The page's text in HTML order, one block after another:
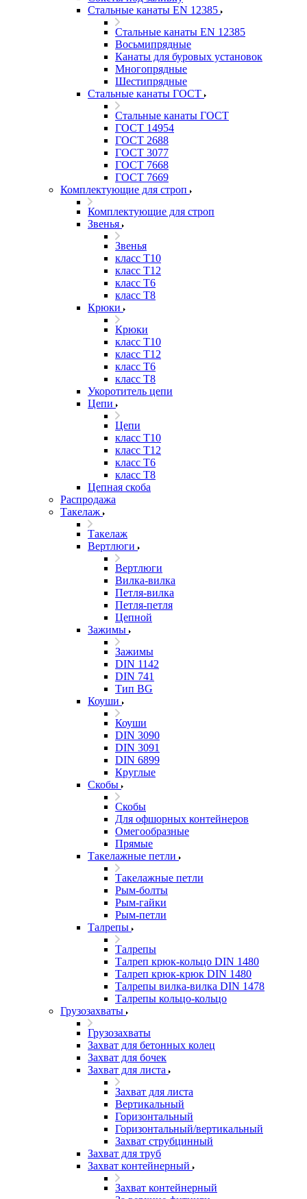
Стальные канаты EN 12385
Стальные канаты EN 12385
Восьмипрядные
Канаты для буровых установок
Многопрядные
Шестипрядные
Стальные канаты ГОСТ
Стальные канаты ГОСТ
ГОСТ 14954
ГОСТ 2688
ГОСТ 3077
ГОСТ 7668
ГОСТ 7669
Комплектующие для строп
Комплектующие для строп
Звенья
Звенья
класс Т10
класс Т12
класс Т6
класс Т8
Крюки
Крюки
класс Т10
класс Т12
класс Т6
класс Т8
Укоротитель цепи
Цепи
Цепи
класс Т10
класс Т12
класс Т6
класс Т8
Цепная скоба
Распродажа
Такелаж
Такелаж
Вертлюги
Вертлюги
Вилка-вилка
Петля-вилка
Петля-петля
Цепной
Зажимы
Зажимы
DIN 1142
DIN 741
Тип BG
Коуши
Коуши
DIN 3090
DIN 3091
DIN 6899
Круглые
Скобы
Скобы
Для офшорных контейнеров
Омегообразные
Прямые
Такелажные петли
Такелажные петли
Рым-болты
Рым-гайки
Рым-петли
Талрепы
Талрепы
Талреп крюк-кольцо DIN 1480
Талреп крюк-крюк DIN 1480
Талрепы вилка-вилка DIN 1478
Талрепы кольцо-кольцо
Грузозахваты
Грузозахваты
Захват для бетонных колец
Захват для бочек
Захват для листа
Захват для листа
Вертикальный
Горизонтальный
Горизонтальный/вертикальный
Захват струбцинный
Захват для труб
Захват контейнерный
Захват контейнерный